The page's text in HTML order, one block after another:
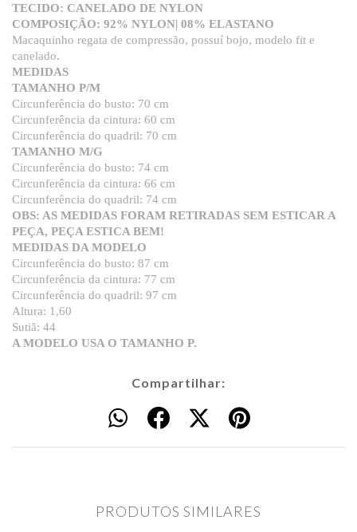
TECIDO: CANELADO DE NYLON
COMPOSIÇÃO: 92% NYLON| 08% ELASTANO
Macaquinho regata de compressão, possuí bojo, modelo fit e
canelado.
MEDIDAS
TAMANHO P/M
Circunferência do busto: 70 cm
Circunferência da cintura: 60 cm
Circunferência do quadril: 70 cm
TAMANHO M/G
Circunferência do busto: 74 cm
Circunferência da cintura: 66 cm
Circunferência do quadril: 74 cm
OBS: AS MEDIDAS FORAM RETIRADAS SEM ESTICAR A
PEÇA, PEÇA ESTICA BEM!
MEDIDAS DA MODELO
Circunferência do busto: 87 cm
Circunferência da cintura: 77 cm
Circunferência do quadril: 97 cm
Altura: 1,60
Sutiã: 44
A MODELO USA O TAMANHO P.
Compartilhar:
PRODUTOS SIMILARES